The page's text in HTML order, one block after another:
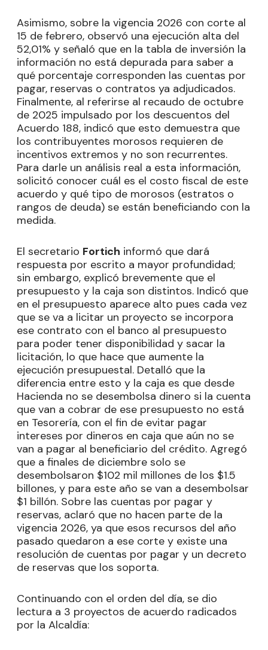
Asimismo, sobre la vigencia 2026 con corte al
15 de febrero, observó una ejecución alta del
52,01% y señaló que en la tabla de inversión la
información no está depurada para saber a
qué porcentaje corresponden las cuentas por
pagar, reservas o contratos ya adjudicados.
Finalmente, al referirse al recaudo de octubre
de 2025 impulsado por los descuentos del
Acuerdo 188, indicó que esto demuestra que
los contribuyentes morosos requieren de
incentivos extremos y no son recurrentes.
Para darle un análisis real a esta información,
solicitó conocer cuál es el costo fiscal de este
acuerdo y qué tipo de morosos (estratos o
rangos de deuda) se están beneficiando con la
medida.
El secretario Fortich informó que dará
respuesta por escrito a mayor profundidad;
sin embargo, explicó brevemente que el
presupuesto y la caja son distintos. Indicó que
en el presupuesto aparece alto pues cada vez
que se va a licitar un proyecto se incorpora
ese contrato con el banco al presupuesto
para poder tener disponibilidad y sacar la
licitación, lo que hace que aumente la
ejecución presupuestal. Detalló que la
diferencia entre esto y la caja es que desde
Hacienda no se desembolsa dinero si la cuenta
que van a cobrar de ese presupuesto no está
en Tesorería, con el fin de evitar pagar
intereses por dineros en caja que aún no se
van a pagar al beneficiario del crédito. Agregó
que a finales de diciembre solo se
desembolsaron $102 mil millones de los $1.5
billones, y para este año se van a desembolsar
$1 billón. Sobre las cuentas por pagar y
reservas, aclaró que no hacen parte de la
vigencia 2026, ya que esos recursos del año
pasado quedaron a ese corte y existe una
resolución de cuentas por pagar y un decreto
de reservas que los soporta.
Continuando con el orden del día, se dio
lectura a 3 proyectos de acuerdo radicados
por la Alcaldía: